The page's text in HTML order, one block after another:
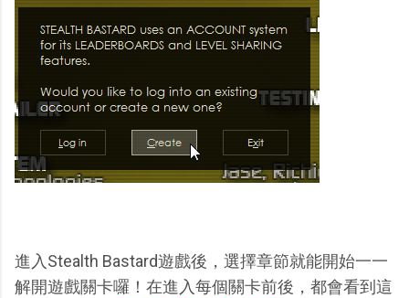
進入Stealth Bastard遊戲後，選擇章節就能開始一一
解開遊戲關卡囉！在進入每個關卡前後，都會看到這